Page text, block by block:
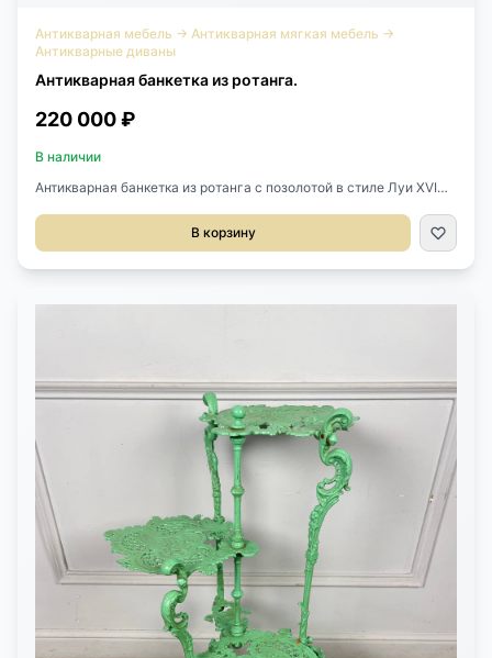
Антикварная мебель → Антикварная мягкая мебель →
Антикварные диваны
Антикварная банкетка из ротанга.
220 000 ₽
В наличии
Антикварная банкетка из ротанга с позолотой в стиле Луи XVI
смВысота от Пола 44 см.
В корзину